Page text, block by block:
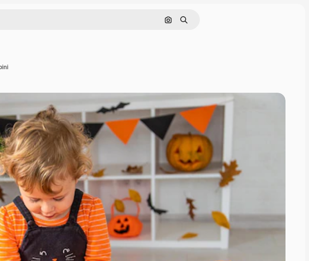
Cerca per immagine
Ricerca